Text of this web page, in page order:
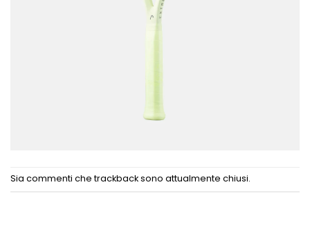
Sia commenti che trackback sono attualmente chiusi.